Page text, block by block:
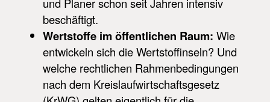
beschäftigt.
Wertstoffe im öffentlichen Raum: Wie
entwickeln sich die Wertstoffinseln? Und
welche rechtlichen Rahmenbedingungen
nach dem Kreislaufwirtschaftsgesetz